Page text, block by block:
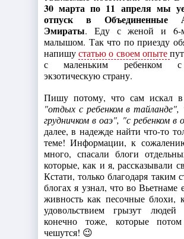
30 марта по 11 апреля мы
отпуск в Объединенные
Эмираты. Еду с женой и 6-
малышом. Так что по приезду
напишустатью о своем опыте
с маленьким ребенком
экзотическую страну.
Пишу потому, что сам искал в
"отдых с ребенком в
грудничком в оаэ", "с ребенком в
далее, в надежде найти что-то
теме! Информации, к
много, спасали блоги
которые, как и я, рассказывали
Кстати, только благодаря таким
блогах я узнал, что во Вьетнаме
живность как песочные блохи,
удовольствием грызут
конечно тоже, которые потом
чешутся! 😉